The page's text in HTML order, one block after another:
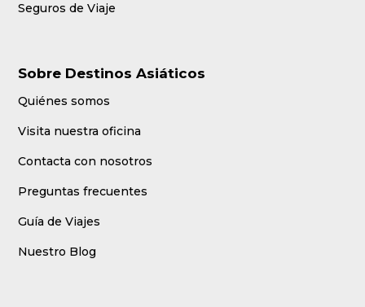
Seguros de Viaje
Sobre Destinos Asiáticos
Quiénes somos
Visita nuestra oficina
Contacta con nosotros
Preguntas frecuentes
Guía de Viajes
Nuestro Blog